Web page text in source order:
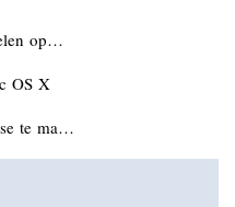
op…
OS X
te ma…